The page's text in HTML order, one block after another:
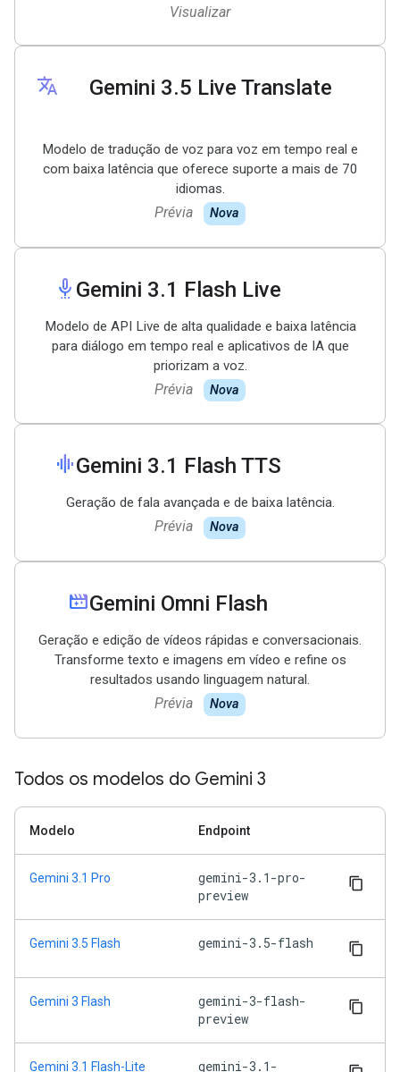
Visualizar
translate Gemini 3.5 Live Translate
Modelo de tradução de voz para voz em tempo real e
com baixa latência que oferece suporte a mais de 70
idiomas.
Prévia Nova
settings_voice Gemini 3.1 Flash Live
Modelo de API Live de alta qualidade e baixa latência
para diálogo em tempo real e aplicativos de IA que
priorizam a voz.
Prévia Nova
graphic_eqGemini 3.1 Flash TTS
Geração de fala avançada e de baixa latência.
Prévia Nova
movie_filterGemini Omni Flash
Geração e edição de vídeos rápidas e conversacionais.
Transforme texto e imagens em vídeo e refine os
resultados usando linguagem natural.
Prévia Nova
Todos os modelos do Gemini 3
Modelo Endpoint
Gemini 3.1 Pro
gemini-3.1-pro-
preview
Gemini 3.5 Flash gemini-3.5-flash
Gemini 3 Flash
gemini-3-flash-
preview
Gemini 3.1 Flash-Lite gemini-3.1-